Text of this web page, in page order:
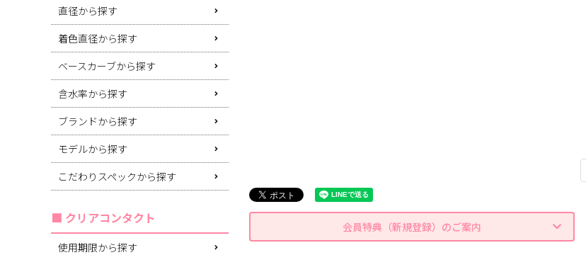
直径から探す
着色直径から探す
ベースカーブから探す
含水率から探す
ブランドから探す
モデルから探す
こだわりスペックから探す
クリアコンタクト
使用期限から探す
会員特典（新規登録）のご案内